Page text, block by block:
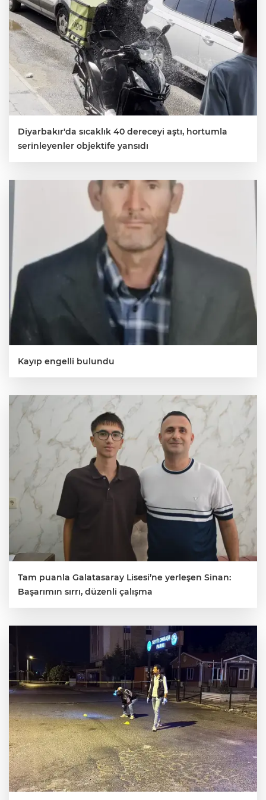
Diyarbakır'da sıcaklık 40 dereceyi aştı, hortumla
serinleyenler objektife yansıdı
Kayıp engelli bulundu
Tam puanla Galatasaray Lisesi’ne yerleşen Sinan:
Başarımın sırrı, düzenli çalışma